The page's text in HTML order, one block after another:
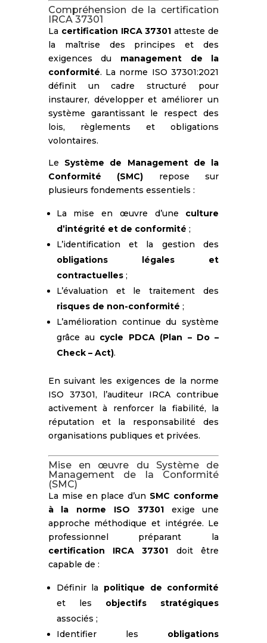
Compréhension de la certification
IRCA 37301
La certification IRCA 37301 atteste de
la maîtrise des principes et des
exigences du management de la
conformité. La norme ISO 37301:2021
définit un cadre structuré pour
instaurer, développer et améliorer un
système garantissant le respect des
lois, règlements et obligations
volontaires.
Le Système de Management de la
Conformité (SMC) repose sur
plusieurs fondements essentiels :
La mise en œuvre d’une culture
d’intégrité et de conformité ;
L’identification et la gestion des
obligations légales et
contractuelles;
L’évaluation et le traitement des
risques de non-conformité ;
L’amélioration continue du système
grâce au cycle PDCA (Plan – Do –
Check – Act).
En suivant les exigences de la norme
ISO 37301, l’auditeur IRCA contribue
activement à renforcer la fiabilité, la
réputation et la responsabilité des
organisations publiques et privées.
Mise en œuvre du Système de
Management de la Conformité
(SMC)
La mise en place d’un SMC conforme
à la norme ISO 37301exige une
approche méthodique et intégrée. Le
professionnel préparant la
certification IRCA 37301 doit être
capable de :
Définir la politique de conformité
et les objectifs stratégiques
associés ;
Identifier les obligations